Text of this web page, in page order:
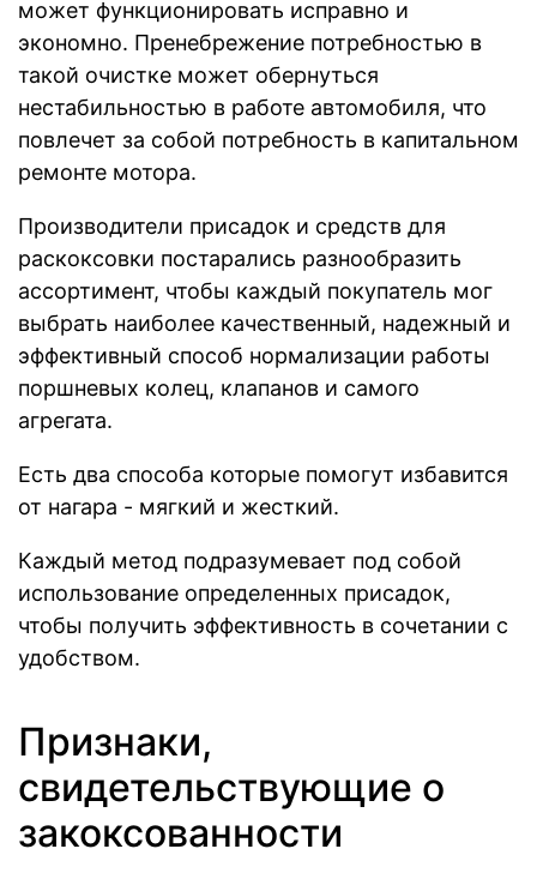
может функционировать исправно и
экономно. Пренебрежение потребностью в
такой очистке может обернуться
нестабильностью в работе автомобиля, что
повлечет за собой потребность в капитальном
ремонте мотора.
Производители присадок и средств для
раскоксовки постарались разнообразить
ассортимент, чтобы каждый покупатель мог
выбрать наиболее качественный, надежный и
эффективный способ нормализации работы
поршневых колец, клапанов и самого
агрегата.
Есть два способа которые помогут избавится
от нагара - мягкий и жесткий.
Каждый метод подразумевает под собой
использование определенных присадок,
чтобы получить эффективность в сочетании с
удобством.
Признаки,
свидетельствующие о
закоксованности